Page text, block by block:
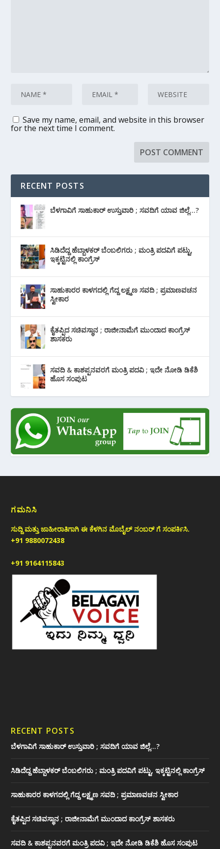
Save my name, email, and website in this browser
for the next time I comment.
RECENT POSTS
ಬೆಳಗಾವಿಗೆ ಸಾಹುಕಾರ್ ಉಸ್ತುವಾರಿ ; ಸವದಿಗೆ ಯಾವ ಜಿಲ್ಲೆ…?
ಸಿಡಿದೆದ್ದ ಹೆಬ್ಬಾಳಕರ್ ಬೆಂಬಲಿಗರು ; ಮಂತ್ರಿ ಪದವಿಗೆ ‌ಪಟ್ಟು,
ಇಕ್ಕಟ್ಟಿನಲ್ಲಿ ಕಾಂಗ್ರೆಸ್
ಸಾಹುಕಾರರ ಕಾಳಗದಲ್ಲಿ ಗೆದ್ದ ಲಕ್ಷ್ಮಣ ಸವದಿ ; ಪ್ರಮಾಣವಚನ
ಸ್ವೀಕಾರ
ಕೈತಪ್ಪಿದ ಸಚಿವಸ್ಥಾನ ; ರಾಜೀನಾಮೆಗೆ ಮುಂದಾದ ಕಾಂಗ್ರೆಸ್
‌ಶಾಸಕರು
ಸವದಿ & ಕಾಶಪ್ಪನವರಗೆ ಮಂತ್ರಿ ಪದವಿ ; ಇದೇ ನೋಡಿ‌ ಡಿಕೆಶಿ
ಹೊಸ ಸಂಪುಟ
ಗಮನಿಸಿ
ಸುದ್ದಿ ಮತ್ತು ಜಾಹೀರಾತಿಗಾಗಿ ಈ ಕೆಳಗಿನ ಮೊಬೈಲ್ ನಂಬರ್ ಗೆ ಸಂಪರ್ಕಿಸಿ.
+91 9880072438
+91 9164115843
RECENT POSTS
ಬೆಳಗಾವಿಗೆ ಸಾಹುಕಾರ್ ಉಸ್ತುವಾರಿ ; ಸವದಿಗೆ ಯಾವ ಜಿಲ್ಲೆ…?
ಸಿಡಿದೆದ್ದ ಹೆಬ್ಬಾಳಕರ್ ಬೆಂಬಲಿಗರು ; ಮಂತ್ರಿ ಪದವಿಗೆ ‌ಪಟ್ಟು, ಇಕ್ಕಟ್ಟಿನಲ್ಲಿ ಕಾಂಗ್ರೆಸ್
ಸಾಹುಕಾರರ ಕಾಳಗದಲ್ಲಿ ಗೆದ್ದ ಲಕ್ಷ್ಮಣ ಸವದಿ ; ಪ್ರಮಾಣವಚನ ಸ್ವೀಕಾರ
ಕೈತಪ್ಪಿದ ಸಚಿವಸ್ಥಾನ ; ರಾಜೀನಾಮೆಗೆ ಮುಂದಾದ ಕಾಂಗ್ರೆಸ್ ‌ಶಾಸಕರು
ಸವದಿ & ಕಾಶಪ್ಪನವರಗೆ ಮಂತ್ರಿ ಪದವಿ ; ಇದೇ ನೋಡಿ‌ ಡಿಕೆಶಿ ಹೊಸ ಸಂಪುಟ